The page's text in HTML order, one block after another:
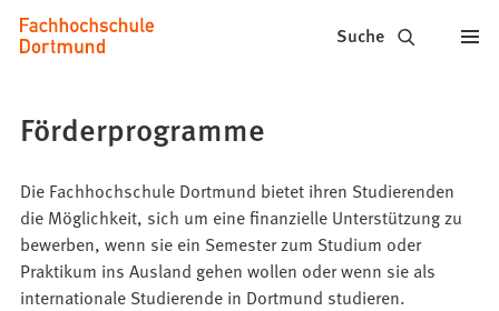
Inhalt anspringen
Fachhochschule
Dortmund
Studium,
Studiengänge,
Bewerbung
Suche
Förderprogramme
Die Fachhochschule Dortmund bietet ihren Studierenden
die Möglichkeit, sich um eine finanzielle Unterstützung zu
bewerben, wenn sie ein Semester zum Studium oder
Praktikum ins Ausland gehen wollen oder wenn sie als
internationale Studierende in Dortmund studieren.